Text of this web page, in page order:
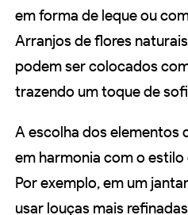
em forma de leque ou
Arranjos de flores
podem ser colocados
trazendo um toque de
A escolha dos elementos
em harmonia com o
Por exemplo, em um
usar louças mais